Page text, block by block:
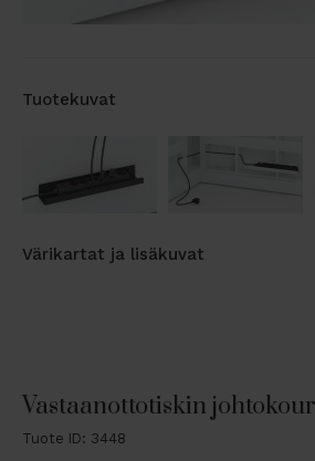
Tuotekuvat
Värikartat ja lisäkuvat
Vastaanottotiskin
Tuote ID: 3448